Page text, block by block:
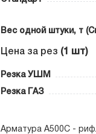
Вес одной штуки, т
Цена за рез (1 шт)
Резка УШМ
Резка ГАЗ
Арматура А500С -